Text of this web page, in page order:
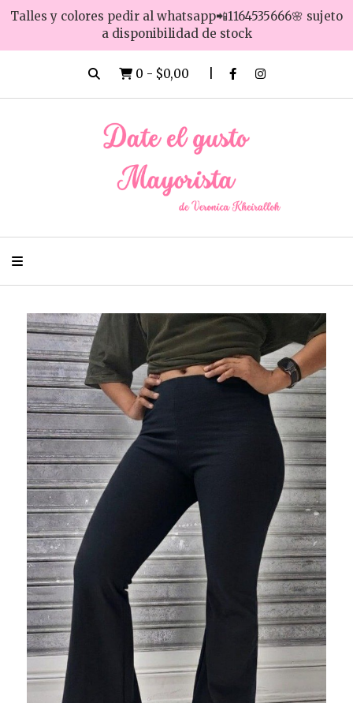
Talles y colores pedir al whatsapp📲1164535666🌸 sujeto
a disponibilidad de stock
0 - $0,00